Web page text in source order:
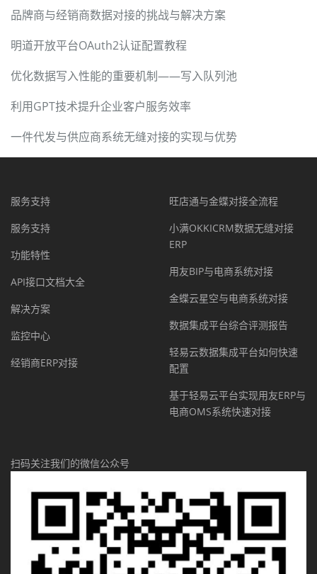
品牌商与经销商数据对接的挑战与解决方案
明道开放平台OAuth2认证配置教程
优化数据写入性能的重要机制——写入队列池
利用GPT技术提升企业客户服务效率
一件代发与供应商系统无缝对接的实现与优势
服务支持
服务支持
功能特性
API接口文档大全
解决方案
监控中心
经销商ERP对接
旺店通与金蝶对接全流程
小满OKKICRM数据无缝对接
ERP
用友BIP与电商系统对接
金蝶云星空与电商系统对接
数据集成平台综合评测报告
轻易云数据集成平台如何快速
配置
基于轻易云平台实现用友ERP与
电商OMS系统快速对接
扫码关注我们的微信公众号